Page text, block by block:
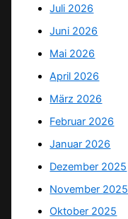
Juli 2026
Juni 2026
Mai 2026
April 2026
März 2026
Februar 2026
Januar 2026
Dezember 2025
November 2025
Oktober 2025